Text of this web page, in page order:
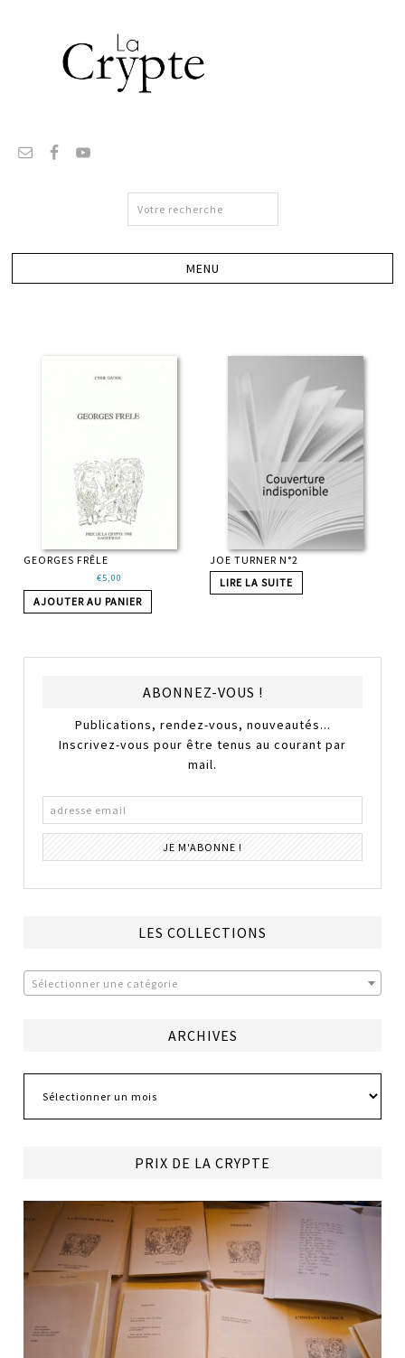
GEORGES FRÊLE
€5,00
AJOUTER AU PANIER
JOE TURNER N°2
LIRE LA SUITE
ABONNEZ-VOUS !
Publications, rendez-vous, nouveautés...
Inscrivez-vous pour être tenus au courant par
mail.
LES COLLECTIONS
Sélectionner une catégorie
ARCHIVES
PRIX DE LA CRYPTE